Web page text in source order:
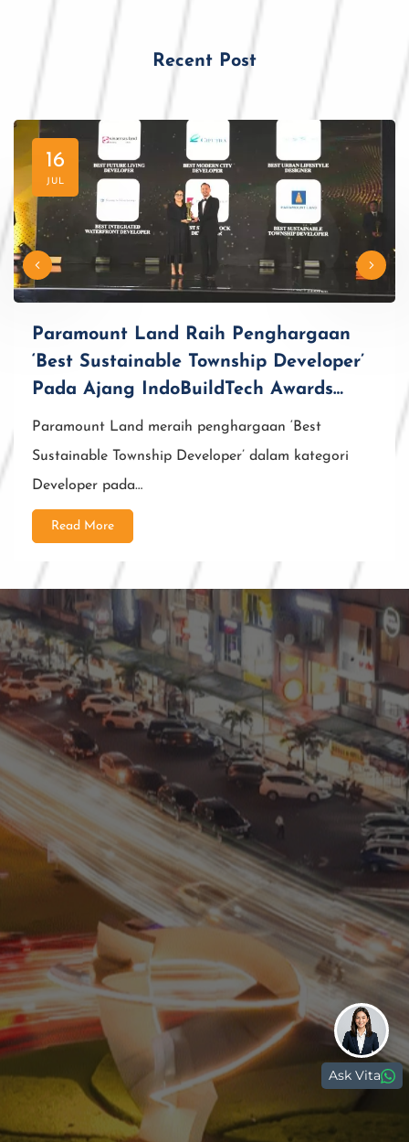
Recent Post
16
JUL
Paramount Land Raih Penghargaan
‘Best Sustainable Township Developer’
Pada Ajang IndoBuildTech Awards
2026
Paramount Land meraih penghargaan ‘Best
Sustainable Township Developer’ dalam kategori
Developer pada…
Read More
Residential
Commercial
0811 9989 8999
(021) 5420 0999
digitalcare@paramount-land.com
Paramount Plaza
Jl. Gading Serpong Boulevard Kav. 1
Ask Vita